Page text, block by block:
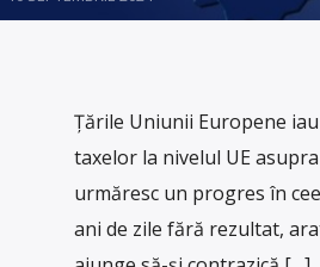
Ţările Uniunii Europene
taxelor la nivelul UE
urmăresc un progres în
ani de zile fără rezultat,